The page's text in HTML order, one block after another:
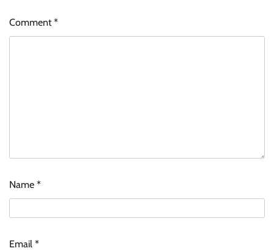
Comment*
Name *
Email *